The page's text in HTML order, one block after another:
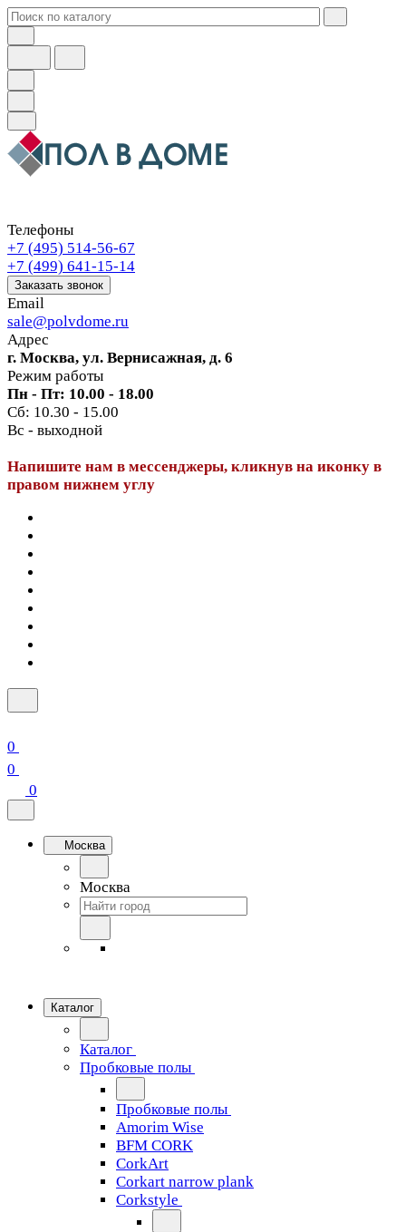
Телефоны
+7 (495) 514-56-67
+7 (499) 641-15-14
Заказать звонок
Email
sale@polvdome.ru
Адрес
г. Москва, ул. Вернисажная, д. 6
Режим работы
Пн - Пт: 10.00 - 18.00
Сб: 10.30 - 15.00
Вс - выходной
Напишите нам в мессенджеры, кликнув на иконку в
правом нижнем углу
0
0
0
Москва
Москва
Каталог
Каталог
Пробковые полы
Пробковые полы
Amorim Wise
BFM CORK
CorkArt
Corkart narrow plank
Corkstyle